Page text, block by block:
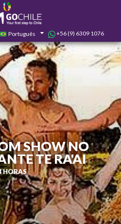
Português +56 (9) 6309 1076
nos 0
SHOW NO
TE RA'AI
HORAS